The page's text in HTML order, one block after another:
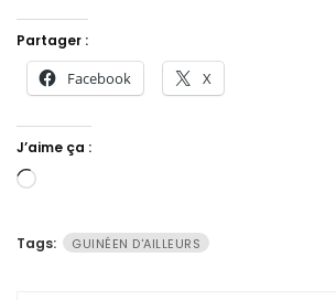
Partager :
Facebook X
J’aime ça :
Chargement…
Tags: GUINÉEN D'AILLEURS